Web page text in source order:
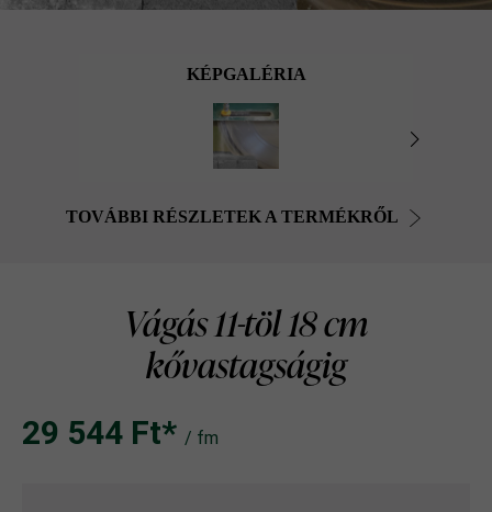
KÉPGALÉRIA
TOVÁBBI RÉSZLETEK A TERMÉKRŐL
Vágás 11-töl 18 cm
kővastagságig
29 544 Ft‎‎‎* / fm